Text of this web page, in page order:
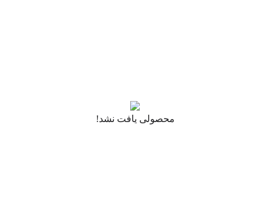
محصولی یافت نشد!